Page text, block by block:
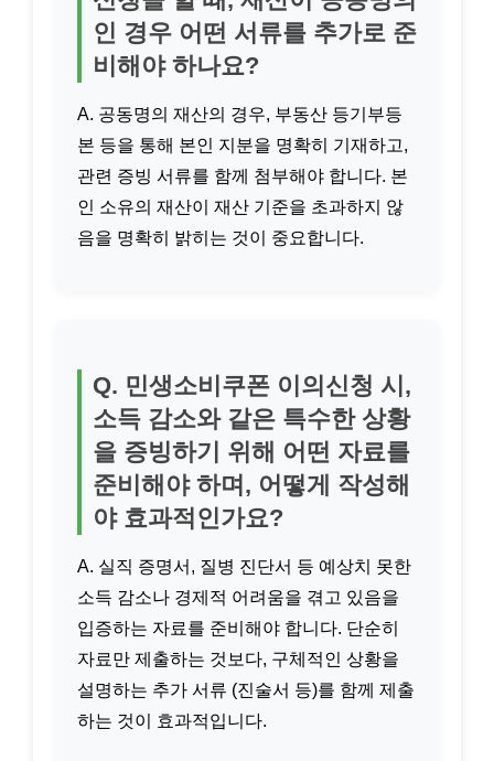
인 경우 어떤 서류를 추가로 준
비해야 하나요?
A. 공동명의 재산의 경우, 부동산 등기부등
본 등을 통해 본인 지분을 명확히 기재하고,
관련 증빙 서류를 함께 첨부해야 합니다. 본
인 소유의 재산이 재산 기준을 초과하지 않
음을 명확히 밝히는 것이 중요합니다.
Q. 민생소비쿠폰 이의신청 시,
소득 감소와 같은 특수한 상황
을 증빙하기 위해 어떤 자료를
준비해야 하며, 어떻게 작성해
야 효과적인가요?
A. 실직 증명서, 질병 진단서 등 예상치 못한
소득 감소나 경제적 어려움을 겪고 있음을
입증하는 자료를 준비해야 합니다. 단순히
자료만 제출하는 것보다, 구체적인 상황을
설명하는 추가 서류 (진술서 등)를 함께 제출
하는 것이 효과적입니다.